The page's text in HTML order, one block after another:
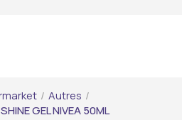
/ Autres /
GEL NIVEA 50ML